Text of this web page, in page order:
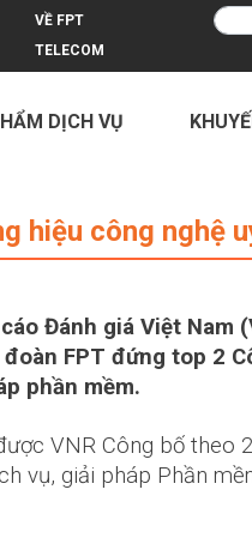
VỀ FPT
TELECOM
DỊCH VỤ
hiệu công nghệ
Đánh giá Việt
FPT đứng top 2
phần mềm.
VNR Công bố
vụ, giải pháp Phần